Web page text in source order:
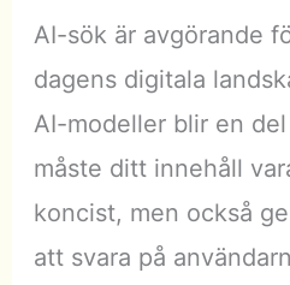
AI-sök är avgörande
dagens digitala
AI-modeller blir en
måste ditt innehåll
koncist, men också
att svara på